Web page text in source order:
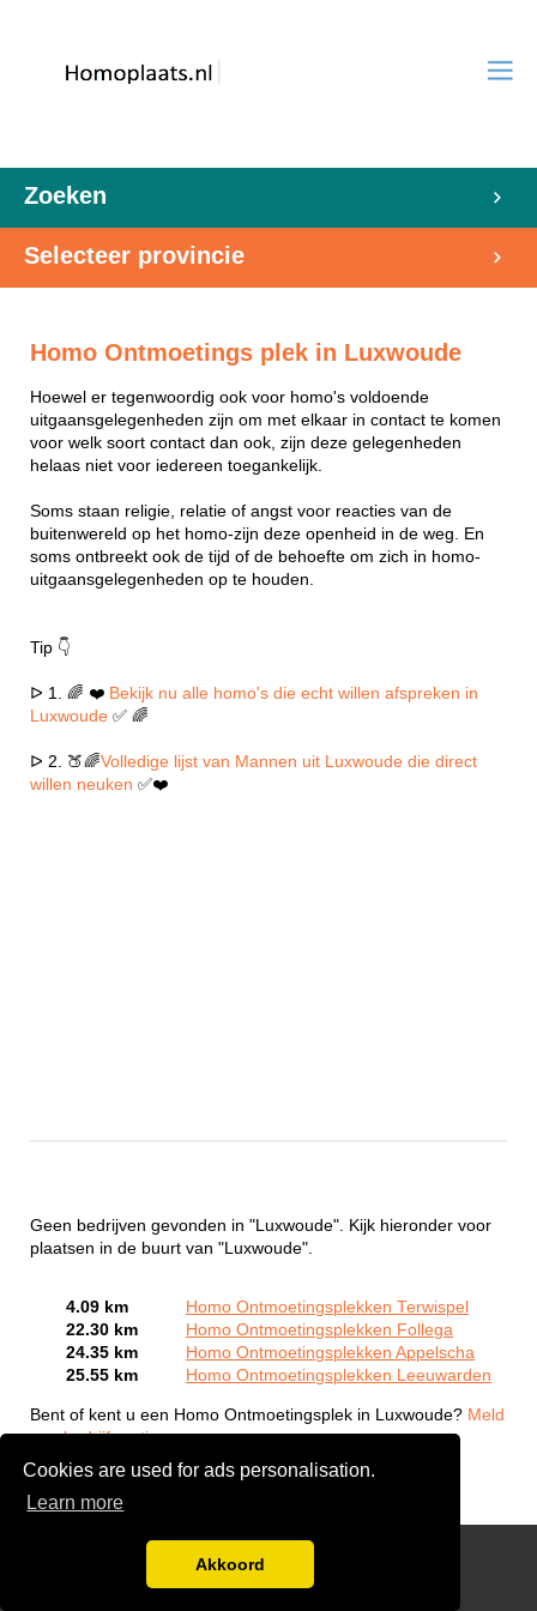
Cookies are used for ads personalisation.
Learn more
Akkoord
Zoeken
Selecteer provincie
Homo Ontmoetings plek in Luxwoude
Hoewel er tegenwoordig ook voor homo's voldoende
uitgaansgelegenheden zijn om met elkaar in contact te komen
voor welk soort contact dan ook, zijn deze gelegenheden
helaas niet voor iedereen toegankelijk.
Soms staan religie, relatie of angst voor reacties van de
buitenwereld op het homo-zijn deze openheid in de weg. En
soms ontbreekt ook de tijd of de behoefte om zich in homo-
uitgaansgelegenheden op te houden.
Tip 👇
ᐅ 1. 🌈 ❤️ Bekijk nu alle homo's die echt willen afspreken in
Luxwoude ✅ 🌈
ᐅ 2. 🍑🌈Volledige lijst van Mannen uit Luxwoude die direct
willen neuken ✅❤️
Geen bedrijven gevonden in "Luxwoude". Kijk hieronder voor
plaatsen in de buurt van "Luxwoude".
4.09 km
Homo Ontmoetingsplekken Terwispel
22.30 km
Homo Ontmoetingsplekken Follega
24.35 km
Homo Ontmoetingsplekken Appelscha
25.55 km
Homo Ontmoetingsplekken Leeuwarden
Bent of kent u een Homo Ontmoetingsplek in Luxwoude? Meld
een bedrijf gratis aan